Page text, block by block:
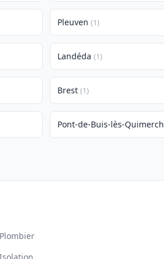
Pleuven (1)
Landéda (1)
Brest (1)
Pont-de-Buis-lès-Quimerch
Plombier